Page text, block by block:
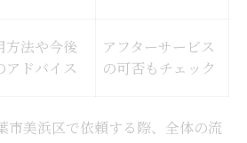
ラブルを防ぐ浮気調査の心得
方法や今後
アドバイス
アフターサービス
の可否もチェック
市美浜区で依頼する際、全体の流